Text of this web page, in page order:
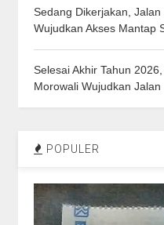
Sedang Dikerjakan,
Wujudkan Akses Mantap
Selesai Akhir Tahun
Morowali Wujudkan
POPULER